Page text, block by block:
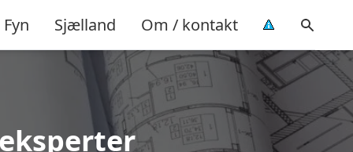
Fyn Sjælland Om / kontakt